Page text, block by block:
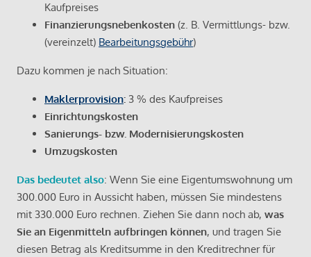
Kaufpreises
Finanzierungsnebenkosten (z. B. Vermittlungs- bzw.
(vereinzelt) Bearbeitungsgebühr)
Dazu kommen je nach Situation:
Maklerprovision: 3 % des Kaufpreises
Einrichtungskosten
Sanierungs- bzw. Modernisierungskosten
Umzugskosten
Das bedeutet also: Wenn Sie eine Eigentumswohnung um
300.000 Euro in Aussicht haben, müssen Sie mindestens
mit 330.000 Euro rechnen. Ziehen Sie dann noch ab, was
Sie an Eigenmitteln aufbringen können, und tragen Sie
diesen Betrag als Kreditsumme in den Kreditrechner für